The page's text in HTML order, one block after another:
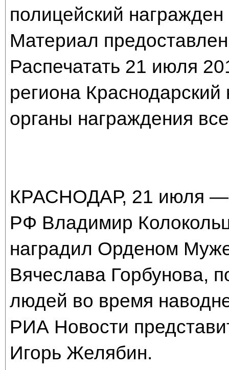
полицейский
Материал
Распечатать 21 июля
региона
органы награждения
КРАСНОДАР, 21 июля
РФ Владимир
наградил Орденом
Вячеслава Горбунова,
людей во время
РИА Новости
Игорь Желябин.